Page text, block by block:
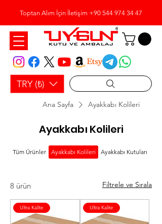
Toptan Alım İçin İletişim +90 544 974 34 47
TRY (₺)
Ana Sayfa Ayakkabı Kolileri
Ayakkabı Kolileri
Tüm Ürünler Ayakkabı Kolileri Ayakkabı Kutuları
8 ürün Filtrele ve Sırala
Ultra Kalite Ultra Kalite